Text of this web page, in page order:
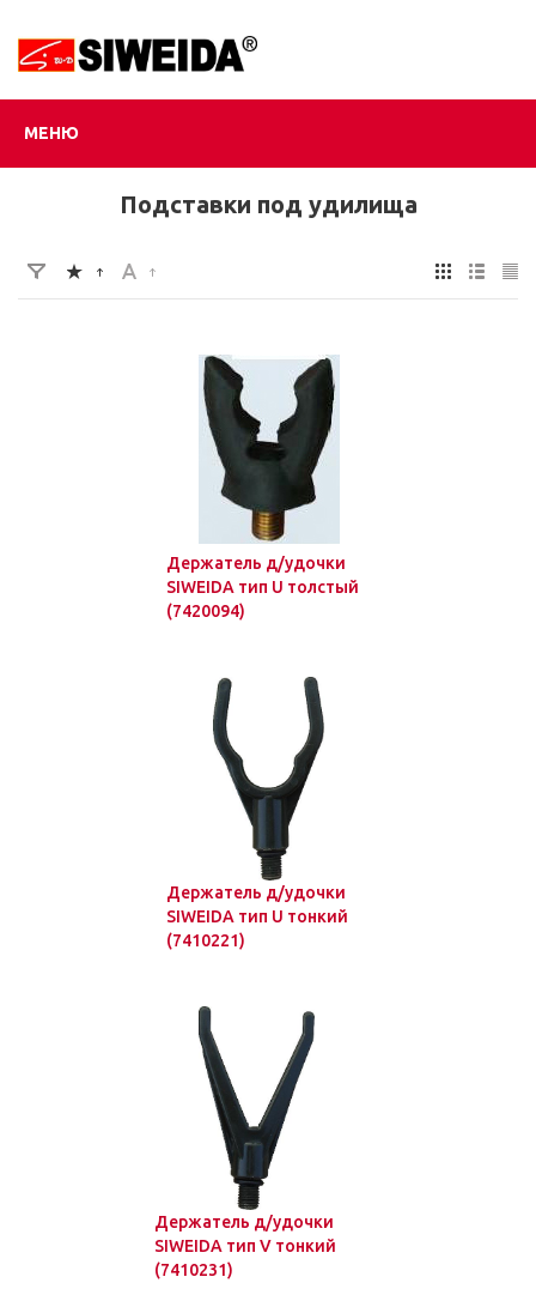
МЕНЮ
Подставки под удилища
Держатель д/удочки
SIWEIDA тип U толстый
(7420094)
Держатель д/удочки
SIWEIDA тип U тонкий
(7410221)
Держатель д/удочки
SIWEIDA тип V тонкий
(7410231)